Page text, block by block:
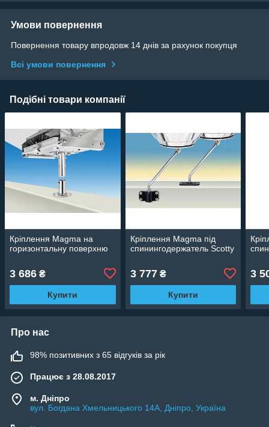
Умови повернення
Повернення товару впродовж 14 днів за рахунок покупця
Всі умови повернення
Подібні товари компанії
Кріплення Magma на
горизонтальну поверхню
3 686 ₴
Купити
Кріплення Magma під
спинингодержатель Scotty
3 777₴
Купити
3
Про нас
98% позитивних з 65 відгуків за рік
Працює з 28.08.2017
м. Дніпро
вул. Богдана Хмельницького 14А, Дніпро, Україна